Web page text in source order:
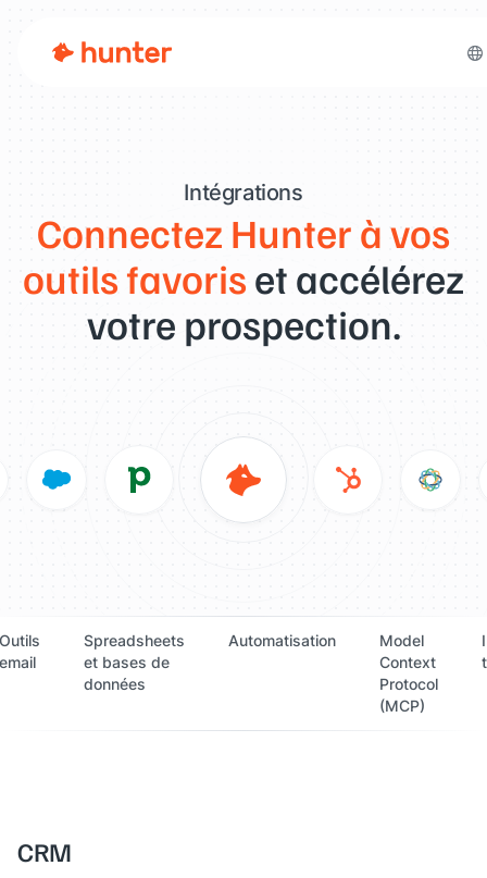
Intégrations
Connectez Hunter à vos
outils favoris et accélérez
votre prospection.
Spreadsheets
et bases de
données
Automatisation
Model
Context
Protocol
(MCP)
CRM